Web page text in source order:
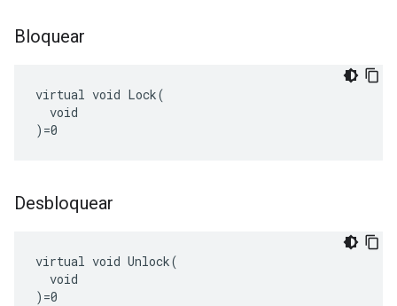
Bloquear
virtual void Lock(
  void
)=0
Desbloquear
virtual void Unlock(
  void
)=0